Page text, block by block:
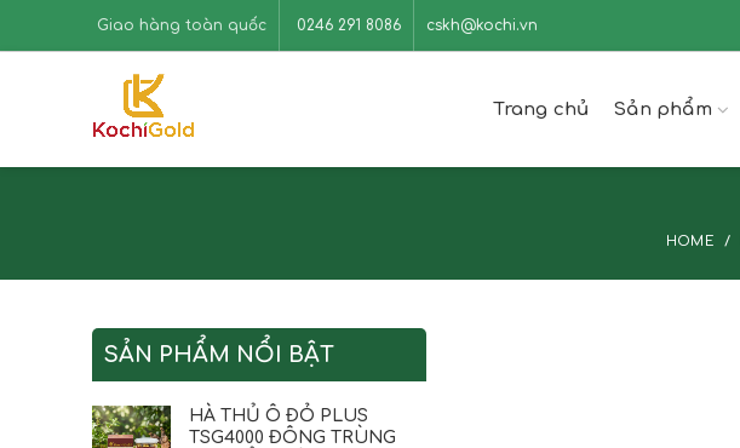
Giao hàng toàn quốc 0246 291 8086 cskh@kochi.vn
Trang chủ Sản phẩm
HOME
SẢN PHẨM NỔI BẬT
HÀ THỦ Ô ĐỎ PLUS
TSG4000 ĐÔNG TRÙNG